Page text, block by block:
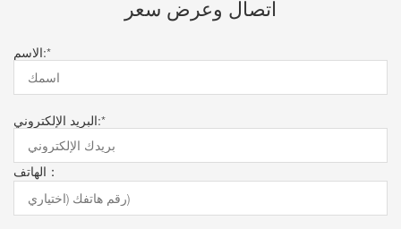
اتصال وعرض سعر
الاسم:*
البريد الإلكتروني:*
الهاتف：